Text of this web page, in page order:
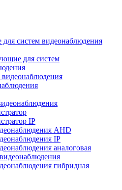
систем видеонаблюдения
для систем
видеонаблюдения
IP
AHD
IP
аналоговая
гибридная